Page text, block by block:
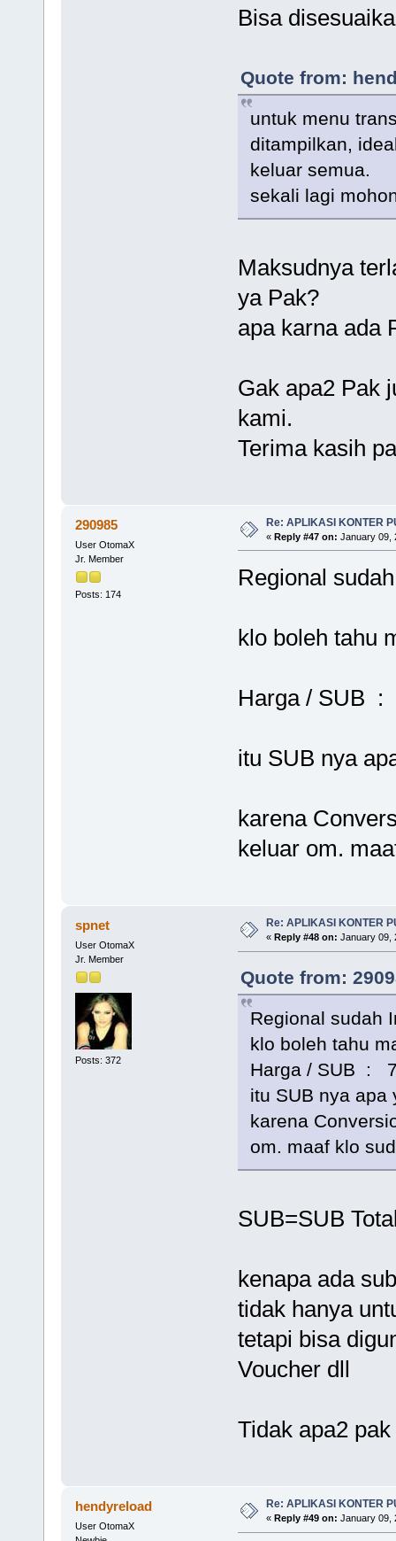
Bisa
Quote from:
untuk menu
ditampilkan,
keluar semua.
sekali lagi
Maksudnya
ya Pak?
apa karna ada
Gak apa2 Pak
kami.
Terima kasih
290985
User OtomaX
Jr. Member
Posts: 174
Re: APLIKASI KONTER
« Reply #47 on: January 09,
Regional
klo boleh tahu
Harga / SUB
itu SUB nya
karena
keluar om.
spnet
User OtomaX
Jr. Member
Posts: 372
Re: APLIKASI KONTER
« Reply #48 on: January 09,
Quote from:
Regional sudah
klo boleh tahu
Harga / SUB :
itu SUB nya apa
karena
om. maaf klo
SUB=SUB
kenapa ada
tidak hanya
tetapi bisa
Voucher dll
Tidak apa2
hendyreload
User OtomaX
Re: APLIKASI KONTER
« Reply #49 on: January 09,